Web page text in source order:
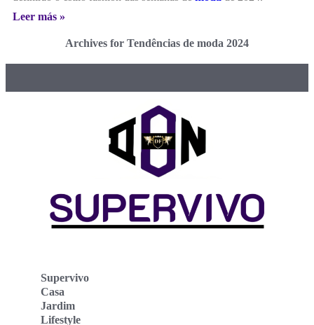
Leer más »
Archives for Tendências de moda 2024
Supervivo
Casa
Jardim
Lifestyle